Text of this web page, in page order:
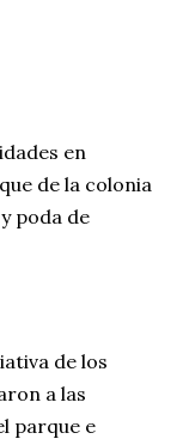
en
de la colonia
poda de
de los
a las
parque e